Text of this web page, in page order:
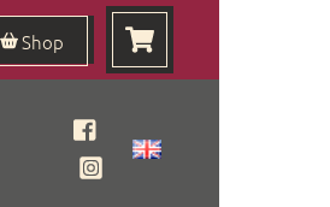
Shop
Facebook
Instagram